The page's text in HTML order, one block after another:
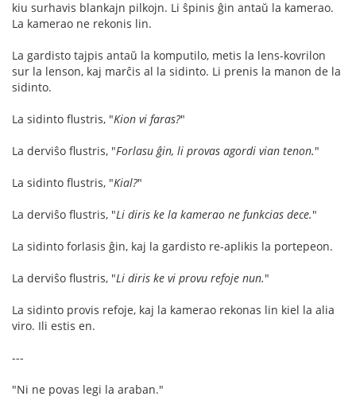
kiu surhavis blankajn pilkojn. Li ŝpinis ĝin antaŭ la kamerao.
La kamerao ne rekonis lin.
La gardisto tajpis antaŭ la komputilo, metis la lens-kovrilon
sur la lenson, kaj marĉis al la sidinto. Li prenis la manon de la
sidinto.
La sidinto flustris, "Kion vi faras?"
La derviŝo flustris, "Forlasu ĝin, li provas agordi vian tenon."
La sidinto flustris, "Kial?"
La derviŝo flustris, "Li diris ke la kamerao ne funkcias dece."
La sidinto forlasis ĝin, kaj la gardisto re-aplikis la portepeon.
La derviŝo flustris, "Li diris ke vi provu refoje nun."
La sidinto provis refoje, kaj la kamerao rekonas lin kiel la alia
viro. Ili estis en.
---
"Ni ne povas legi la araban."